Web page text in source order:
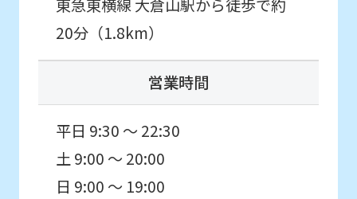
東急東横線 大倉山駅から徒歩で約
20分（1.8km）
営業時間
平日 9:30 ～ 22:30
土 9:00 ～ 20:00
日 9:00 ～ 19:00